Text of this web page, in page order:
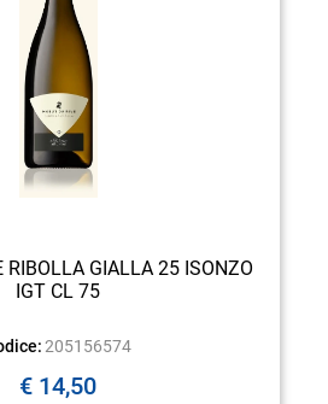
RIBOLLA GIALLA 25 ISONZO
IGT CL 75
205156574
€ 14,50